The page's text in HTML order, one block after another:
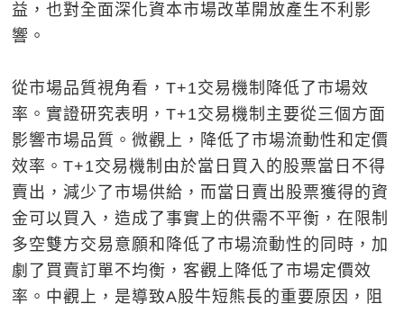
益，也對全面深化資本市場改革開放產生不利影
響。
從市場品質視角看，T+1交易機制降低了市場效
率。實證研究表明，T+1交易機制主要從三個方面
影響市場品質。微觀上，降低了市場流動性和定價
效率。T+1交易機制由於當日買入的股票當日不得
賣出，減少了市場供給，而當日賣出股票獲得的資
金可以買入，造成了事實上的供需不平衡，在限制
多空雙方交易意願和降低了市場流動性的同時，加
劇了買賣訂單不均衡，客觀上降低了市場定價效
率。中觀上，是導致A股牛短熊長的重要原因，阻